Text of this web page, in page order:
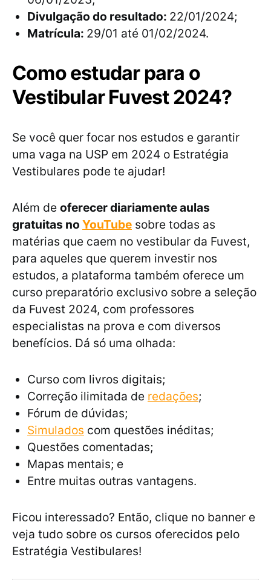
Divulgação do resultado: 22/01/2024;
Matrícula: 29/01 até 01/02/2024.
Como estudar para o
Vestibular Fuvest 2024?
Se você quer focar nos estudos e garantir
uma vaga na USP em 2024 o Estratégia
Vestibulares pode te ajudar!
Além de oferecer diariamente aulas
gratuitas no YouTube sobre todas as
matérias que caem no vestibular da Fuvest,
para aqueles que querem investir nos
estudos, a plataforma também oferece um
curso preparatório exclusivo sobre a seleção
da Fuvest 2024, com professores
especialistas na prova e com diversos
benefícios. Dá só uma olhada:
Curso com livros digitais;
Correção ilimitada de redações;
Fórum de dúvidas;
Simulados com questões inéditas;
Questões comentadas;
Mapas mentais; e
Entre muitas outras vantagens.
Ficou interessado? Então, clique no banner e
veja tudo sobre os cursos oferecidos pelo
Estratégia Vestibulares!